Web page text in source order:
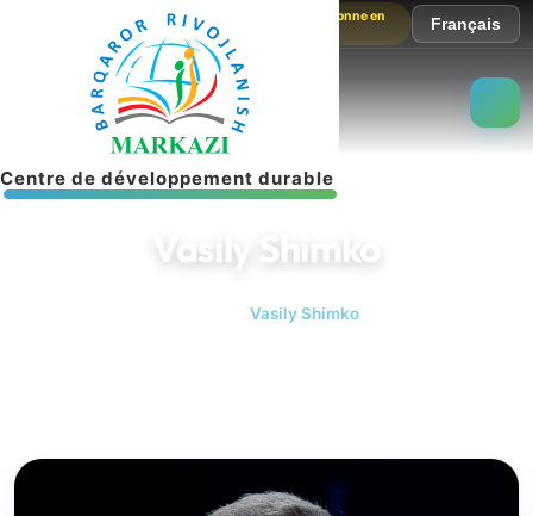
Centre de développement durable
Le site fonctionne en
Français
Vasily Shimko
Vasily Shimko